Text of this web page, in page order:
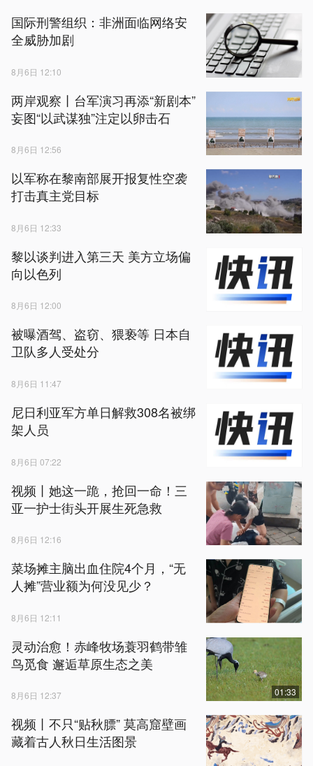
国际刑警组织：非洲面临网络安
全威胁加剧
8月6日 12:10
两岸观察丨台军演习再添“新剧本”
妄图“以武谋独”注定以卵击石
8月6日 12:56
以军称在黎南部展开报复性空袭
打击真主党目标
8月6日 12:33
黎以谈判进入第三天 美方立场偏
向以色列
8月6日 12:00
被曝酒驾、盗窃、猥亵等 日本自
卫队多人受处分
8月6日 11:47
尼日利亚军方单日解救308名被绑
架人员
8月6日 07:22
视频丨她这一跪，抢回一命！三
亚一护士街头开展生死急救
8月6日 12:16
菜场摊主脑出血住院4个月，“无
人摊”营业额为何没见少？
8月6日 12:11
灵动治愈！赤峰牧场蓑羽鹤带雏
鸟觅食 邂逅草原生态之美
8月6日 12:37 01:33
视频丨不只“贴秋膘” 莫高窟壁画
藏着古人秋日生活图景